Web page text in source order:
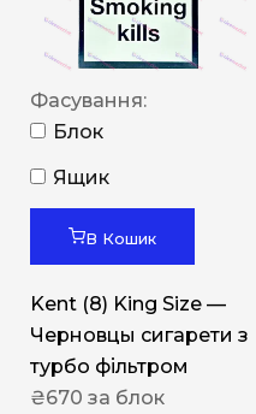
Фасування:
Блок
Ящик
В Кошик
Kent (8) King Size —
Черновцы сигарети з
турбо фільтром
₴670 за блок